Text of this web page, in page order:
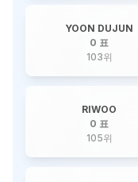
YOON DUJUN
0 표
103위
RIWOO
0 표
105위